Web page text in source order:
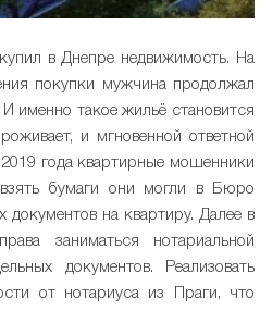
в Днепре недвижимость. На
покупки мужчина продолжал
именно такое жильё становится
и мгновенной ответной
года квартирные мошенники
бумаги они могли в Бюро
документов на квартиру. Далее в
заниматься нотариальной
документов. Реализовать
от нотариуса из Праги, что